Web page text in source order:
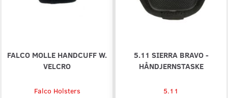
FALCO MOLLE HANDCUFF W.
VELCRO
Falco Holsters
5.11 SIERRA BRAVO -
HÅNDJERNSTASKE
5.11